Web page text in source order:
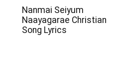
Nanmai Seiyum
Naayagarae Christian
Song Lyrics